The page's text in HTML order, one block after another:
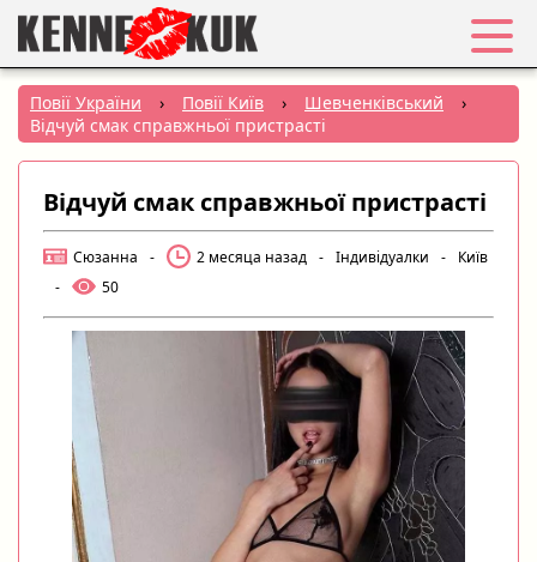
Обране
Вхід
Реєстрація
Міста:
РУС|
УКР
Створити оголошення
Повії України › Повії Київ › Шевченківський
›
Відчуй смак справжньої пристрасті
Відчуй смак справжньої пристрасті
Сюзанна - 2 месяца назад - Індивідуалки -
Київ
-
50